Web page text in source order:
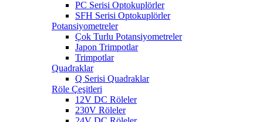
PC Serisi Optokuplörler
SFH Serisi Optokuplörler
Potansiyometreler
Çok Turlu Potansiyometreler
Japon Trimpotlar
Trimpotlar
Quadraklar
Q Serisi Quadraklar
Röle Çeşitleri
12V DC Röleler
230V Röleler